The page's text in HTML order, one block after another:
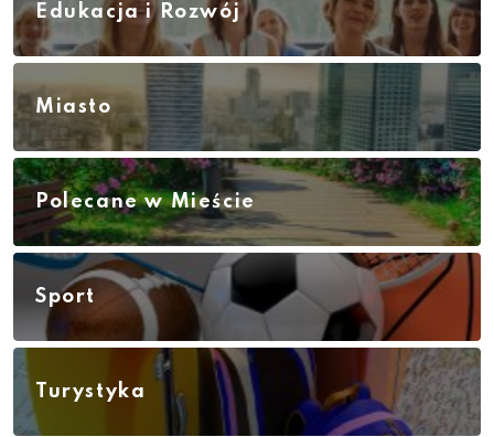
Edukacja i Rozwój
Miasto
Polecane w Mieście
Sport
Turystyka